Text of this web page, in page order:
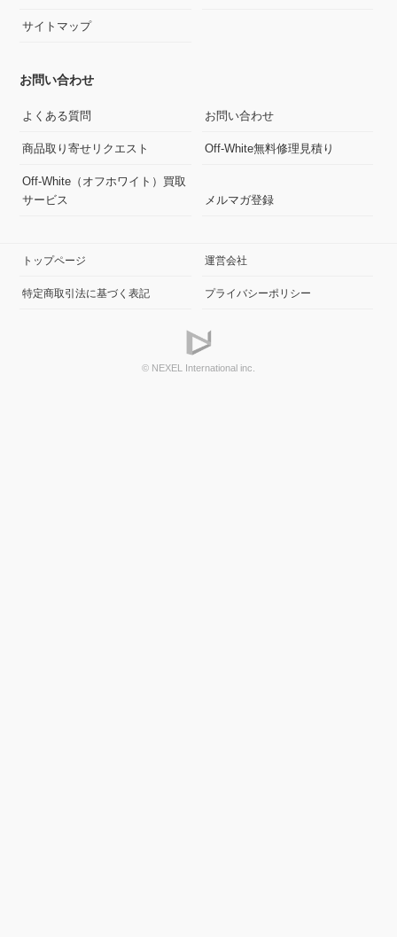
サイトマップ
お問い合わせ
よくある質問 お問い合わせ
商品取り寄せリクエスト Off-White無料修理見積り
Off-White（オフホワイト）買取
サービス
メルマガ登録
トップページ 運営会社
特定商取引法に基づく表記 プライバシーポリシー
© NEXEL International inc.